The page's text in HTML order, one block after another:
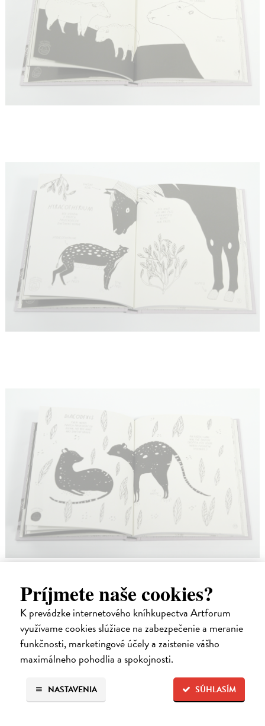
Príjmete naše cookies?
K prevádzke internetového kníhkupectva Artforum
využívame cookies slúžiace na zabezpečenie a meranie
funkčnosti, marketingové účely a zaistenie vášho
maximálneho pohodlia a spokojnosti.
SÚHLASÍM
NASTAVENIA
High-contrast mode
Podobné tituly
na sklade